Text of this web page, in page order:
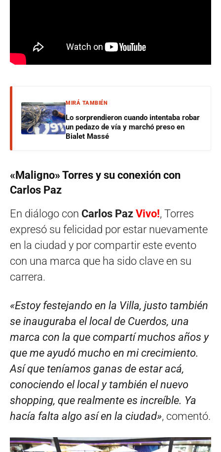
MIRÁ TAMBIÉN
Lo sorprendieron cuando intentaba robar
un pedazo de vía y marchó preso en
Bialet Massé
«Maligno» Torres y su conexión con
Carlos Paz
En diálogo con Carlos Paz Vivo!, Torres
expresó su felicidad por estar nuevamente
en la ciudad y por compartir este evento
con una marca que ha sido clave en su
carrera.
«Estoy festejando en la Villa, justo también
se inauguraba el local de Cuerdos, una
marca con la que compartí muchos años y
que me ayudó mucho en mi crecimiento.
Así que teníamos ganas de estar acá,
conociendo el local y también el nuevo
shopping, que realmente es increíble. Ya
hacía falta algo así en la ciudad», comentó.